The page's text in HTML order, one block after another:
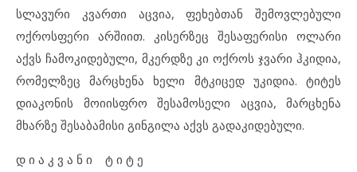
სლავური კვართი აცვია, ფეხებთან შემოვლებული
ოქროსფერი არშიით. კისერზეც შესაფერისი ოლარი
აქვს ჩამოკიდებული, მკერდზე კი ოქროს ჯვარი ჰკიდია,
რომელზეც მარცხენა ხელი მტკიცედ უკიდია. ტიტეს
დიაკონის მოიისფრო შესამოსელი აცვია, მარცხენა
მხარზე შესაბამისი გინგილა აქვს გადაკიდებული.
დ ი ა კ ვ ა ნ ი ტ ი ტ ე